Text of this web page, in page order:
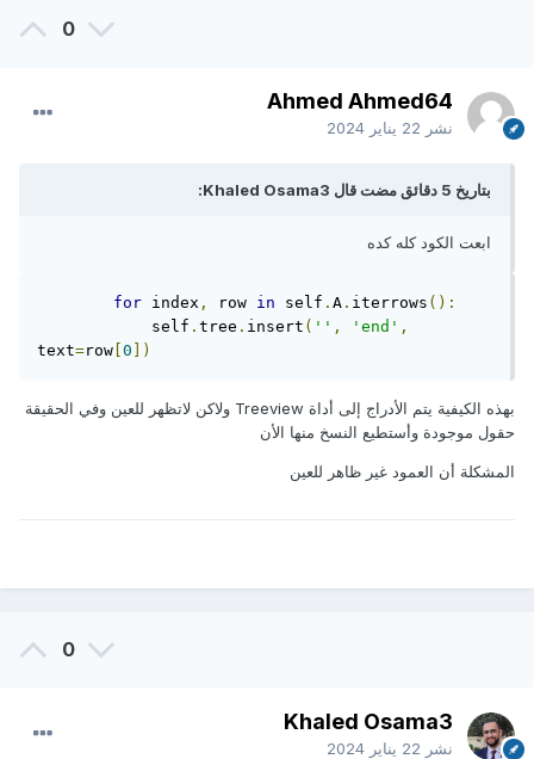
0
Ahmed Ahmed64
نشر 22 يناير 2024
بتاريخ 5 دقائق مضت قال Khaled Osama3:
ابعت الكود كله كده
for index row in self .A .iterrows ():
            self
.tree .insert ( '' 'end'
text=row [0 ])
بهذه الكيفية يتم الأدراج إلى أداة Treeview ولاكن لاتظهر للعين وفي الحقيقة
حقول موجودة وأستطيع النسخ منها الأن
المشكلة أن العمود غير ظاهر للعين
0
Khaled Osama3
نشر 22 يناير 2024